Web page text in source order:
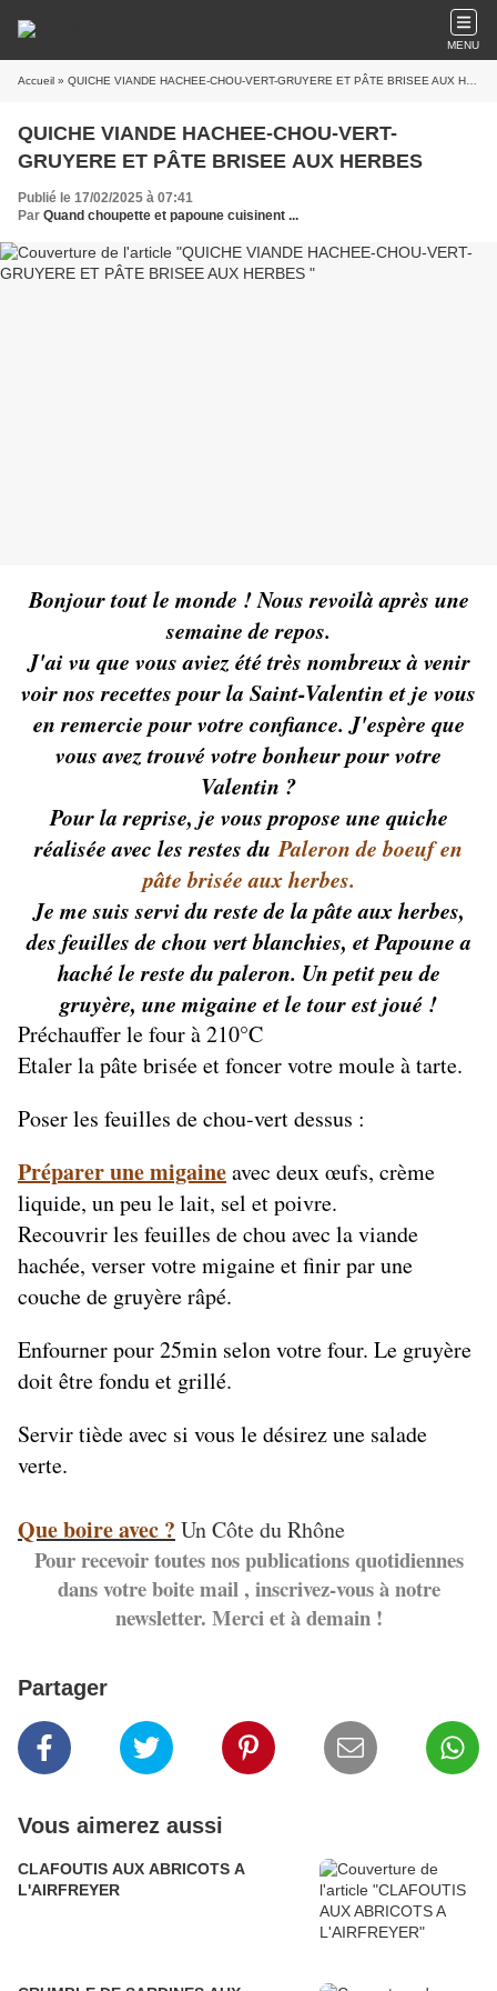
MENU
Accueil » QUICHE VIANDE HACHEE-CHOU-VERT-GRUYERE ET PÂTE BRISEE AUX HERBES
QUICHE VIANDE HACHEE-CHOU-VERT-
GRUYERE ET PÂTE BRISEE AUX HERBES
Publié le 17/02/2025 à 07:41
Par Quand choupette et papoune cuisinent ...
Bonjour tout le monde ! Nous revoilà après une
semaine de repos.
J'ai vu que vous aviez été très nombreux à venir
voir nos recettes pour la Saint-Valentin et je vous
en remercie pour votre confiance. J'espère que
vous avez trouvé votre bonheur pour votre
Valentin ?
Pour la reprise, je vous propose une quiche
réalisée avec les restes duPaleron de boeuf en
pâte brisée aux herbes.
Je me suis servi du reste de la pâte aux herbes,
des feuilles de chou vert blanchies, et Papoune a
haché le reste du paleron. Un petit peu de
gruyère, une migaine et le tour est joué !
Préchauffer le four à 210°C
Etaler la pâte brisée et foncer votre moule à tarte.
Poser les feuilles de chou-vert dessus :
Préparer une migaineavec deux œufs, crème
liquide, un peu le lait, sel et poivre.
Recouvrir les feuilles de chou avec la viande
hachée, verser votre migaine et finir par une
couche de gruyère râpé.
Enfourner pour 25min selon votre four. Le gruyère
doit être fondu et grillé.
Servir tiède avec si vous le désirez une salade
verte.
Que boire avec ? Un Côte du Rhône
Pour recevoir toutes nos publications quotidiennes
dans votre boite mail , inscrivez-vous à notre
newsletter. Merci et à demain !
Partager
Vous aimerez aussi
CLAFOUTIS AUX ABRICOTS A
L'AIRFREYER